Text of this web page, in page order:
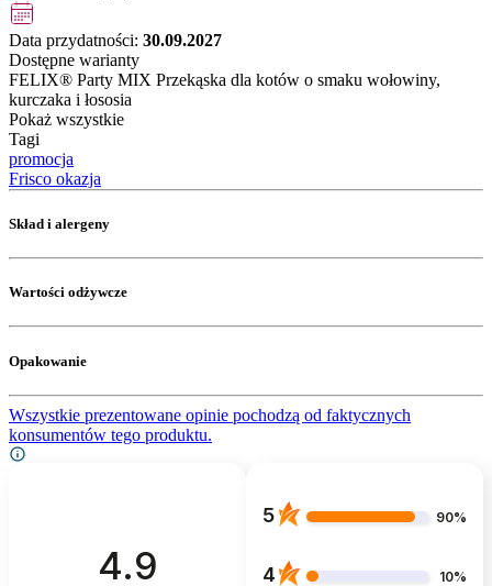
Data przydatności: 30.09.2027
Dostępne warianty
FELIX® Party MIX Przekąska dla kotów o smaku wołowiny,
kurczaka i łososia
Pokaż wszystkie
Tagi
promocja
Frisco okazja
Skład i alergeny
Wartości odżywcze
Opakowanie
Wszystkie prezentowane opinie pochodzą od faktycznych
konsumentów tego produktu.
4.9
5 90%
4 10%